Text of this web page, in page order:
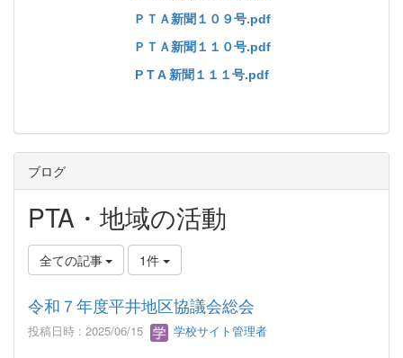
ＰＴＡ新聞１０９号.pdf
ＰＴＡ新聞１１０号.pdf
P T A 新聞１１１号.pdf
ブログ
PTA・地域の活動
全ての記事 1件
令和７年度平井地区協議会総会
投稿日時 : 2025/06/15 学校サイト管理者